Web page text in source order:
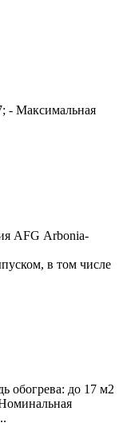
- Максимальная
AFG Arbonia-
в том числе
обогрева: до 17 м2